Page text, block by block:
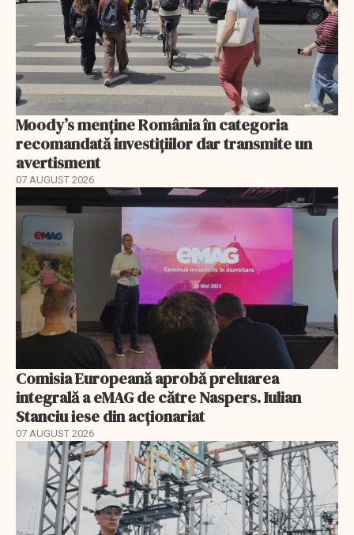
Moody’s menține România în categoria
recomandată investițiilor dar transmite un
avertisment
07 AUGUST 2026
Comisia Europeană aprobă preluarea
integrală a eMAG de către Naspers. Iulian
Stanciu iese din acționariat
07 AUGUST 2026